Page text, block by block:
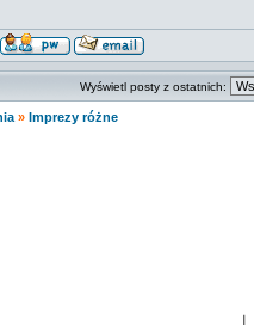
Wyświetl posty z ostatnich:
» Imprezy różne